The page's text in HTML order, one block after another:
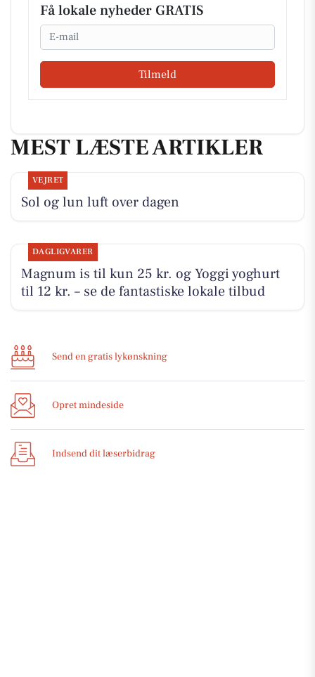
Få lokale nyheder GRATIS
Email
Tilmeld
MEST LÆSTE ARTIKLER
VEJRET
Sol og lun luft over dagen
DAGLIGVARER
Magnum is til kun 25 kr. og Yoggi yoghurt
til 12 kr. – se de fantastiske lokale tilbud
Send en gratis lykønskning
Opret mindeside
Indsend dit læserbidrag